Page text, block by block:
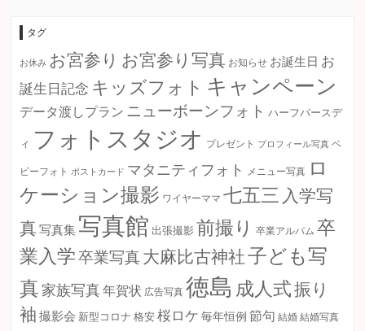
タグ
お休み お宮参り お宮参り写真 お知らせ お誕生日 お
誕生日記念 キッズフォト キャンペーン
データ渡しプラン ニューボーンフォト ハーフバースデ
ィ フォトスタジオ プレゼント プロフィール写真 ベ
ビーフォト ポストカード マタニティフォト メニュー写真 ロ
ケーション撮影 ワイヤーママ 七五三 入学写
真 写真集 写真館 出張撮影 前撮り 卒業アルパム 卒
業入学 卒業写真大麻比古神社子ども写
真 家族写真年賀状 広告写真 徳島 成人式振り
袖 撮影会 新型コロナ 格安 桜ロケ 毎年恒例 節句 結婚 結婚写真